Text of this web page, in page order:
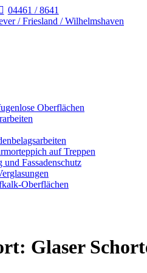
04461 / 8641
Oberflächen
auf Treppen
und Fassadenschutz
Oberflächen
Glaser